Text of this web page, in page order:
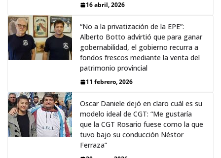
16 abril, 2026
“No a la privatización de la EPE”:
Alberto Botto advirtió que para ganar
gobernabilidad, el gobierno recurra a
fondos frescos mediante la venta del
patrimonio provincial
11 febrero, 2026
Oscar Daniele dejó en claro cuál es su
modelo ideal de CGT: “Me gustaría
que la CGT Rosario fuese como la que
tuvo bajo su conducción Néstor
Ferraza”